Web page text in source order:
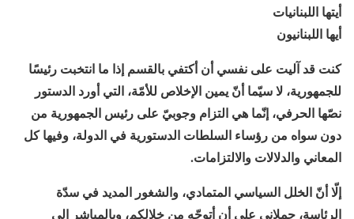
أيتها اللبنانيات
أيها اللبنانيون
كنت قد آليت على نفسي أن أكتفي بالقسم إذا ما انتخبت رئيسًا
للجمهورية، لا سيّما أنّ يمين الإخلاص للأمّة، التي أورد الدستور
نصّها الحرفي، إنّما هي التزام وجوبيّ على رئيس الجمهورية من
دون سواه من رؤساء السلطات الدستورية في الدولة، وفيها كل
المعاني والدلالات والالتزامات.
إلّا أنّ الخلل السياسي المتمادي، والشغور المديد في سدّة
الرئاسة، حملاني على أن أتوجّه من خلالكم، وبالمباشر الى